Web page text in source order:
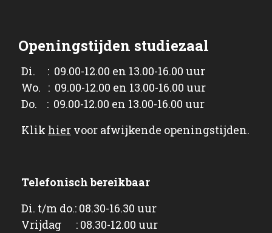
Openingstijden studiezaal
Di. : 09.00-12.00 en 13.00-16.00 uur
Wo. : 09.00-12.00 en 13.00-16.00 uur
Do. : 09.00-12.00 en 13.00-16.00 uur
Klik hier voor afwijkende openingstijden.
Telefonisch bereikbaar
Di. t/m do.: 08.30-16.30 uur
Vrijdag : 08.30-12.00 uur